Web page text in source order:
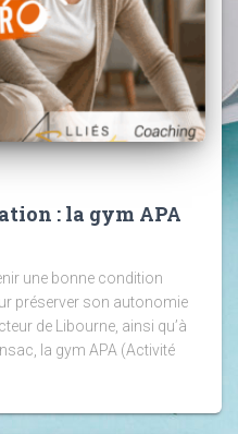
: la gym APA
une bonne condition
préserver son autonomie
de Libourne, ainsi qu’à
la gym APA (Activité